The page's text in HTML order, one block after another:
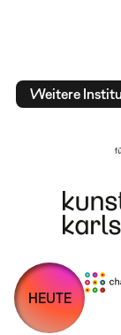
Weitere
HEUTE